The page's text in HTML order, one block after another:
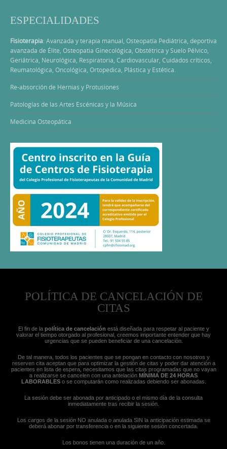
ESPECIALIDADES
Fisioterapia: Avanzada y terapia manual, Osteopatía Pediátrica, deportiva
avanzada de Élite, Osteopatia Ginecológica, Obstétrica y Suelo Pélvico,
Geriátrica, Neurológica, Respiratoria, Cardiovascular, Cuidados críticos,
Reumatológica, Oncológica, Ortopedica, Plástica y Estética.
Re-absorción de Hernias y Protusiones
Patologías de las Artes Escénicas y la Música
Medicina Osteopática
POLÍTICA DE CANCELACIÓN DE
CITAS
El fin de la política de cancelación está diseñada para respetar al paciente y
valorar el tiempo otorgado al profesional, creemos importante entender que hay
urgencias que se pueden beneficiar de una cancelación.
De tal manera, todos los pacientes que se pongan en contacto con nosotros y
reserven cita aceptan que para optimizar la gestión de citas y poder dar atención a
pacientes en lista de espera, necesitamos que las citas programadas que no vayan
a realizarse se cancelen con una antelación MÍNIMA DE 24 HORAS
LABORABLESo se computarán como realizadas debiendo ser abonadas.
La sesión debe ser abonada por anticipado o el mismo día de la consulta
inmediatamente tras recibir la sesión.
Los cargos de la sesión NO anulada o anulada SIN la anticipación estimada se
deberá abonar por transferencia o en la siguiente sesión concertada.
Los bonos tienen una duración de un año.